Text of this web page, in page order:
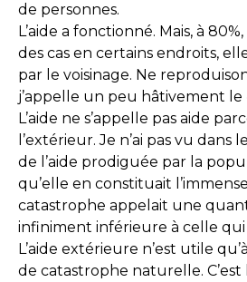
de personnes.
L’aide a fonctionné. Mais, à
des cas en certains endroits,
par le voisinage. Ne
j’appelle un peu hâtivement le
L’aide ne s’appelle pas aide
l’extérieur. Je n’ai pas vu dans
de l’aide prodiguée par la
qu’elle en constituait
catastrophe appelait une
infiniment inférieure à celle
L’aide extérieure n’est utile
de catastrophe naturelle. C’est